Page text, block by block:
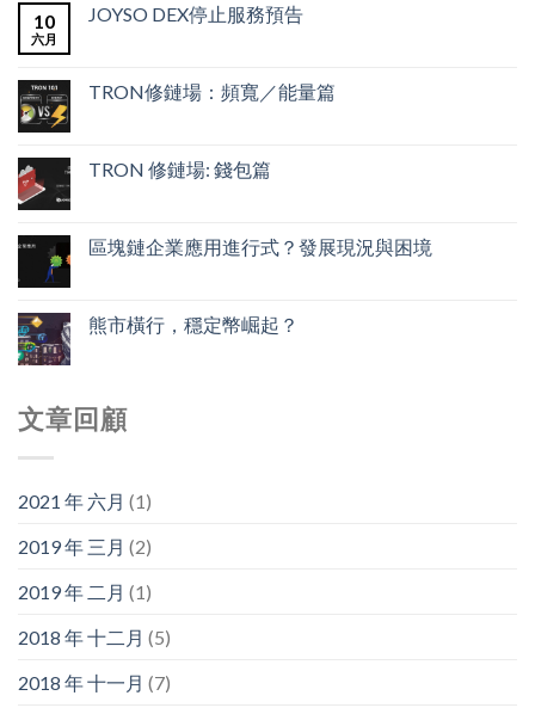
10
六月
JOYSO DEX停止服務預告
TRON修鏈場：頻寬／能量篇
TRON 修鏈場: 錢包篇
區塊鏈企業應用進行式？發展現況與困境
熊市橫行，穩定幣崛起？
文章回顧
2021 年 六月 (1)
2019 年 三月 (2)
2019 年 二月 (1)
2018 年 十二月 (5)
2018 年 十一月 (7)